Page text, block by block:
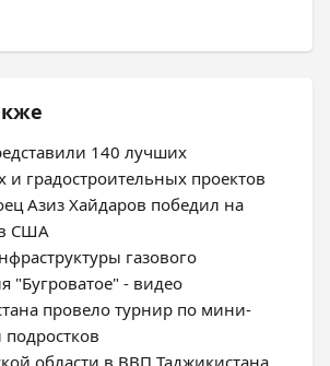
140 лучших
и градостроительных проектов
Азиз Хайдаров победил на
в США
газового
"Бугроватое" - видео
провело турнир по мини-
области в ВВП Таджикистана